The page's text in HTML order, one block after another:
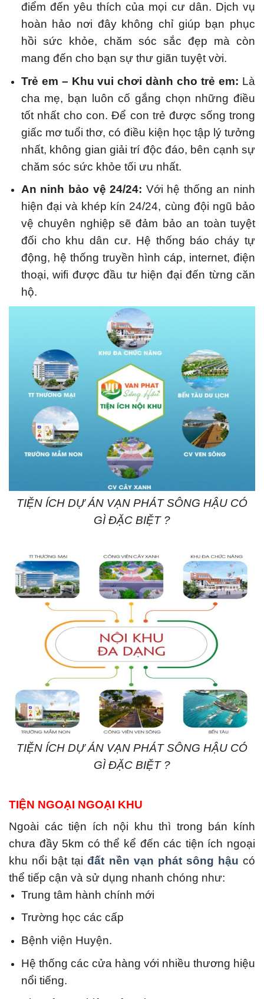
điểm đến yêu thích của mọi cư dân. Dịch vụ
hoàn hảo nơi đây không chỉ giúp bạn phục
hồi sức khỏe, chăm sóc sắc đẹp mà còn
mang đến cho bạn sự thư giãn tuyệt vời.
Trẻ em – Khu vui chơi dành cho trẻ em: Là
cha mẹ, bạn luôn cố gắng chọn những điều
tốt nhất cho con. Để con trẻ được sống trong
giấc mơ tuổi thơ, có điều kiện học tập lý tưởng
nhất, không gian giải trí độc đáo, bên cạnh sự
chăm sóc sức khỏe tối ưu nhất.
An ninh bảo vệ 24/24: Với hệ thống an ninh
hiện đại và khép kín 24/24, cùng đội ngũ bảo
vệ chuyên nghiệp sẽ đảm bảo an toàn tuyệt
đối cho khu dân cư. Hệ thống báo cháy tự
động, hệ thống truyền hình cáp, internet, điện
thoại, wifi được đầu tư hiện đại đến từng căn
hộ.
TIỆN ÍCH DỰ ÁN VẠN PHÁT SÔNG HẬU CÓ
GÌ ĐẶC BIỆT ?
TIỆN ÍCH DỰ ÁN VẠN PHÁT SÔNG HẬU CÓ
GÌ ĐẶC BIỆT ?
TIỆN NGOẠI NGOẠI KHU
Ngoài các tiện ích nội khu thì trong bán kính
chưa đầy 5km có thể kể đến các tiện ích ngoại
khu nổi bật tạiđất nền vạn phát sông hậu có
thể tiếp cận và sử dụng nhanh chóng như:
Trung tâm hành chính mới
Trường học các cấp
Bệnh viện Huyện.
Hệ thống các cửa hàng với nhiều thương hiệu
nổi tiếng.